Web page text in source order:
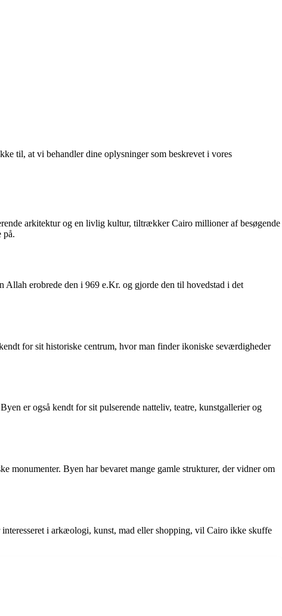
til, at vi behandler dine oplysninger som beskrevet i vores
arkitektur og en livlig kultur, tiltrækker Cairo millioner af besøgende
på.
erobrede den i 969 e.Kr. og gjorde den til hovedstad i det
for sit historiske centrum, hvor man finder ikoniske seværdigheder
er også kendt for sit pulserende natteliv, teatre, kunstgallerier og
monumenter. Byen har bevaret mange gamle strukturer, der vidner om
i arkæologi, kunst, mad eller shopping, vil Cairo ikke skuffe